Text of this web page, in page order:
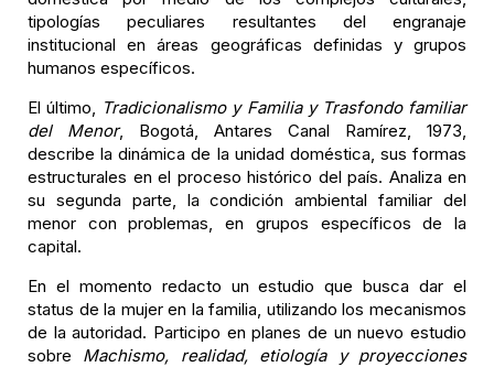
tipologías peculiares resultantes del engranaje
institucional en áreas geográficas definidas y grupos
humanos específicos.
El último, Tradicionalismo y Familia y Trasfondo familiar
del Menor, Bogotá, Antares Canal Ramírez, 1973,
describe la dinámica de la unidad doméstica, sus formas
estructurales en el proceso histórico del país. Analiza en
su segunda parte, la condición ambiental familiar del
menor con problemas, en grupos específicos de la
capital.
En el momento redacto un estudio que busca dar el
status de la mujer en la familia, utilizando los mecanismos
de la autoridad. Participo en planes de un nuevo estudio
sobre Machismo, realidad, etiología y proyecciones